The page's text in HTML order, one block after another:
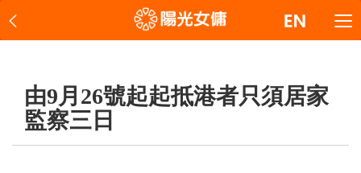
由9月26號起起抵港者只須居家
監察三日